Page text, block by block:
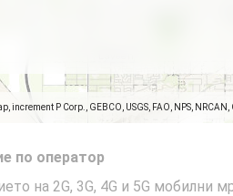
increment P Corp., GEBCO, USGS, FAO, NPS,
по оператор
на 2G, 3G, 4G и 5G мобилни